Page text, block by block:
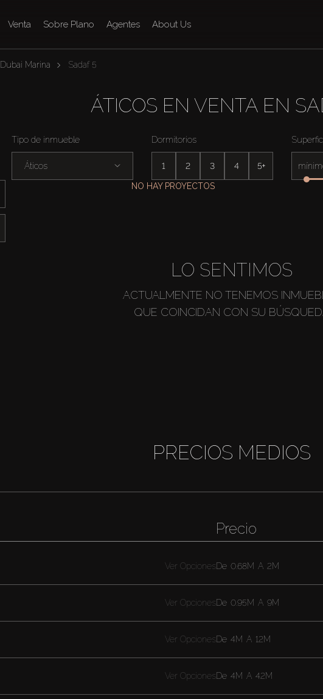
Venta Sobre Plano Agentes About Us
Dubai Marina Sadaf 5
ÁTICOS EN VENTA EN
Tipo de inmueble
Áticos
Dormitorios
1 2 3 4 5+
NO HAY PROYECTOS
LO SENTIMOS
ACTUALMENTE NO TENEMOS
QUE COINCIDAN CON SU
PRECIOS MEDIOS
Ver Opciones
Ver Opciones
Ver Opciones
Ver Opciones
Precio
De 0.68M A 2M
De 0.95M A 9M
De 4M A 12M
De 4M A 42M